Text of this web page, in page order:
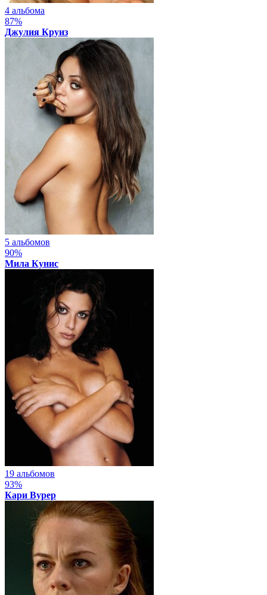
4 альбома
87%
Джулия Круиз
5 альбомов
90%
Мила Кунис
19 альбомов
93%
Кари Вурер